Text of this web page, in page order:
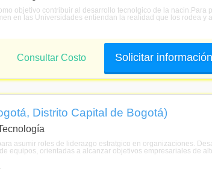
objetivo contribuir al desarrollo tecnolgico de la nacin.Para
en las Universidades entiendan la realidad que los rodea y
Solicitar información
Consultar Costo
Distrito Capital de Bogotá)
asumir roles de liderazgo estratgico en organizaciones.
equipos, orientadas a alcanzar objetivos empresariales de